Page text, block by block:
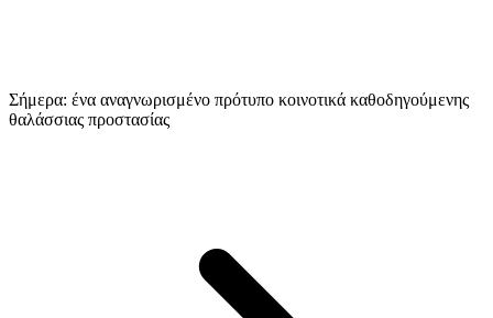
Σήμερα: ένα αναγνωρισμένο πρότυπο κοινοτικά καθοδηγούμενης
θαλάσσιας προστασίας